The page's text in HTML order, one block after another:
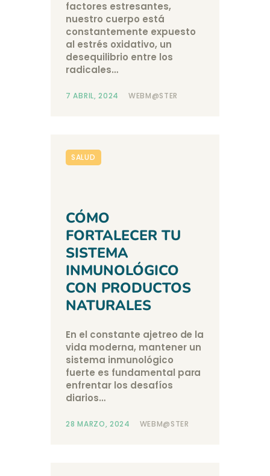
factores estresantes,
nuestro cuerpo está
constantemente expuesto
al estrés oxidativo, un
desequilibrio entre los
radicales…
7 ABRIL, 2024 WEBM@STER
SALUD
CÓMO
FORTALECER TU
SISTEMA
INMUNOLÓGICO
CON PRODUCTOS
NATURALES
En el constante ajetreo de la
vida moderna, mantener un
sistema inmunológico
fuerte es fundamental para
enfrentar los desafíos
diarios…
28 MARZO, 2024 WEBM@STER